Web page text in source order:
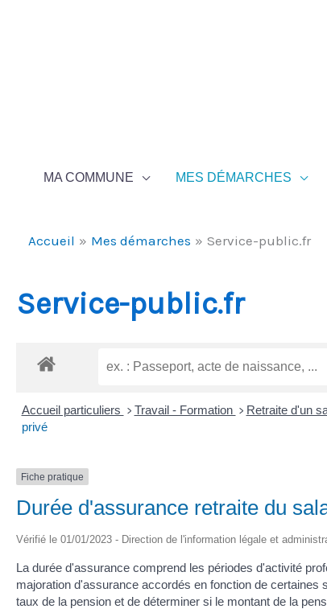
MA COMMUNE MES DÉMARCHES
Accueil Mes démarches Service-public.fr
Service-public.fr
Accueil particuliers > Travail - Formation > Retraite d'un
privé
Fiche pratique
Durée d'assurance retraite du
Vérifié le 01/01/2023 - Direction de l'information légale et
La durée d'assurance comprend les périodes d'activité
majoration d'assurance accordés en fonction de
taux de la pension et de déterminer si le montant de la